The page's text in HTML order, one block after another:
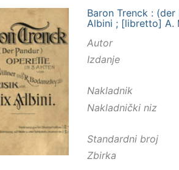
Baron Trenck :
Albini ; [libretto] A.
Autor
Izdanje
Nakladnik
Nakladnički niz
Standardni broj
Zbirka